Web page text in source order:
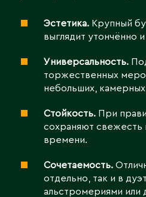
Эстетика. Крупный
выглядит утончённо
Универсальность.
торжественных
небольших,
Стойкость. При
сохраняют свежесть
времени.
Сочетаемость.
отдельно, так и в
альстромериями или